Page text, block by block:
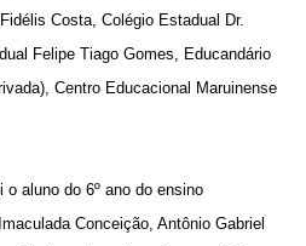
Costa, Colégio Estadual Dr.
Felipe Tiago Gomes, Educandário
Centro Educacional Maruinense
aluno do 6º ano do ensino
Conceição, Antônio Gabriel